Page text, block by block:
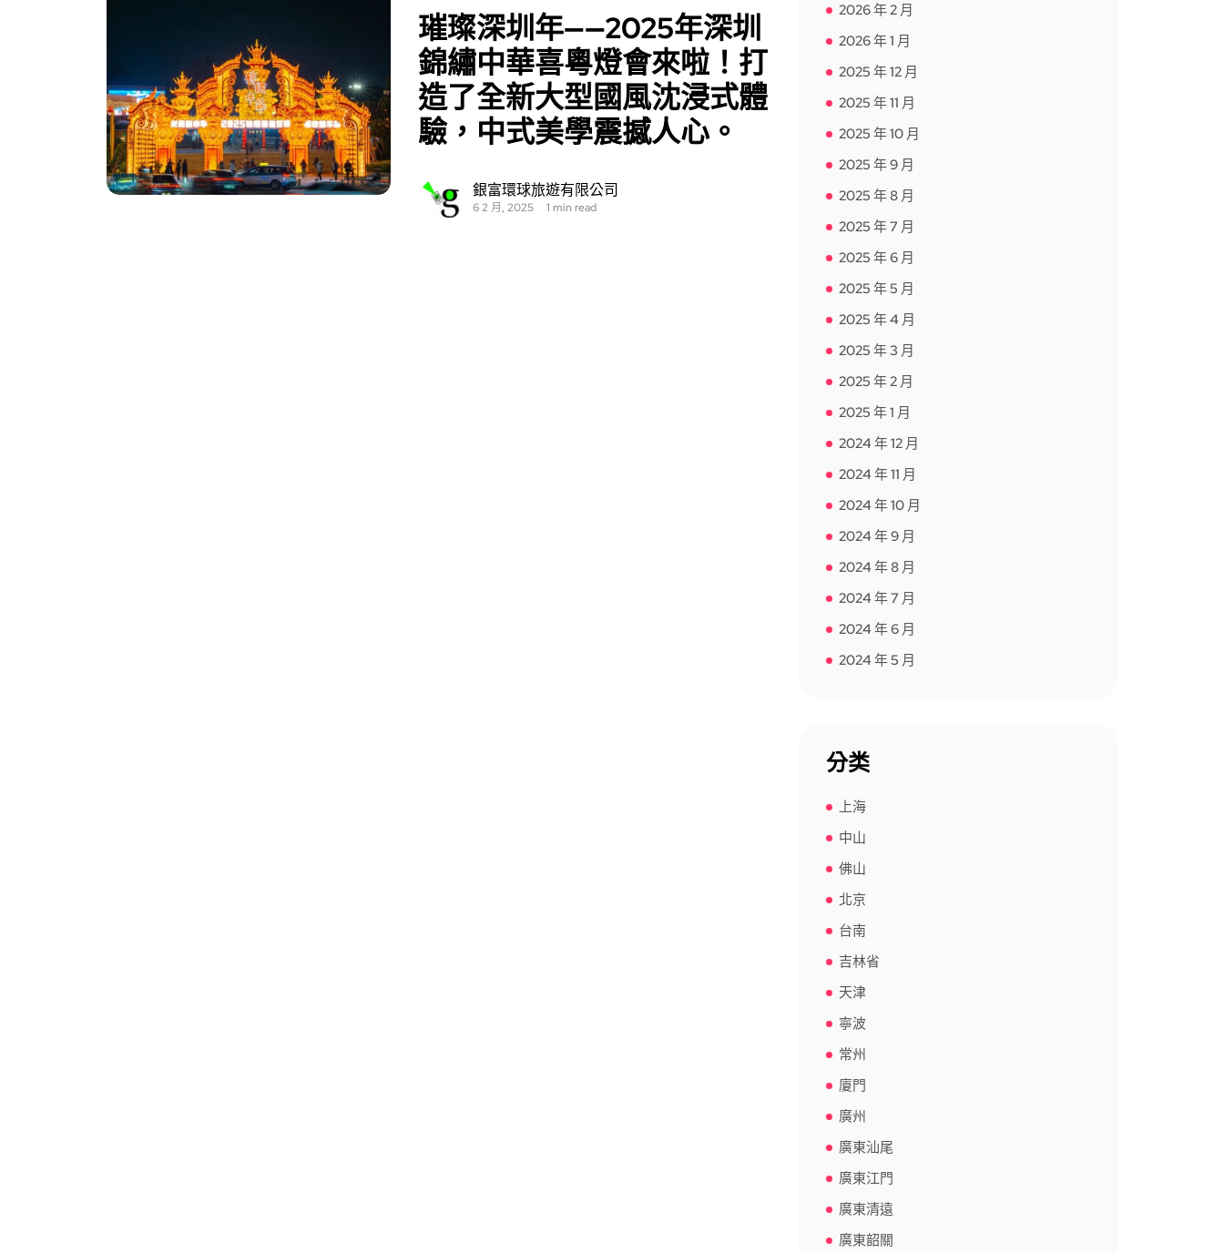
璀璨深圳年——2025年深圳
錦繡中華喜粵燈會來啦！打
造了全新大型國風沈浸式體
驗，中式美學震撼人心。
銀富環球旅遊有限公司
6 2 月, 2025 1 min read
2026 年 2 月
2026 年 1 月
2025 年 12 月
2025 年 11 月
2025 年 10 月
2025 年 9 月
2025 年 8 月
2025 年 7 月
2025 年 6 月
2025 年 5 月
2025 年 4 月
2025 年 3 月
2025 年 2 月
2025 年 1 月
2024 年 12 月
2024 年 11 月
2024 年 10 月
2024 年 9 月
2024 年 8 月
2024 年 7 月
2024 年 6 月
2024 年 5 月
分类
上海
中山
佛山
北京
台南
吉林省
天津
寧波
常州
廈門
廣州
廣東汕尾
廣東江門
廣東清遠
廣東韶關